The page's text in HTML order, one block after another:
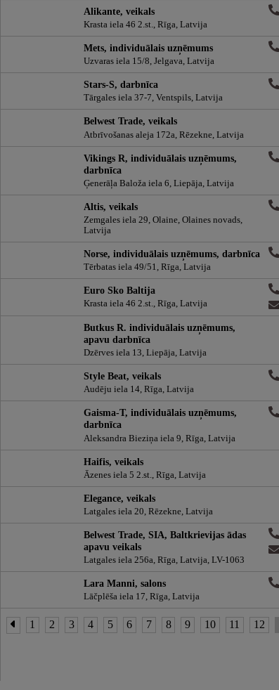
Alikante, veikals
Krasta iela 46 2.st., Rīga, Latvija
Mets, individuālais uzņēmums
Uzvaras iela 15/8, Jelgava, Latvija
Stars-S, darbnīca
Tārgales iela 37-7, Ventspils, Latvija
Belwest Trade, veikals
Atbrīvošanas aleja 172a, Rēzekne, Latvija
Vikings R, individuālais uzņēmums,
darbnīca
Ģenerāļa Baloža iela 6, Liepāja, Latvija
Altis, veikals
Zemgales iela 29, Olaine, Olaines novads,
Latvija
Norse, individuālais uzņēmums, darbnīca
Tērbatas iela 49/51, Rīga, Latvija
Euro Sko Baltija
Krasta iela 46 2.st., Rīga, Latvija
Butkus R. individuālais uzņēmums,
apavu darbnīca
Dzērves iela 13, Liepāja, Latvija
Style Beat, veikals
Audēju iela 14, Rīga, Latvija
Gaisma-T, individuālais uzņēmums,
darbnīca
Aleksandra Bieziņa iela 9, Rīga, Latvija
Haifis, veikals
Āzenes iela 5 2.st., Rīga, Latvija
Elegance, veikals
Latgales iela 20, Rēzekne, Latvija
Belwest Trade, SIA, Baltkrievijas ādas
apavu veikals
Latgales iela 256a, Rīga, Latvija, LV-1063
Lara Manni, salons
Lāčplēša iela 17, Rīga, Latvija
1 2 3 4 5 6 7 8 9 10 11 12